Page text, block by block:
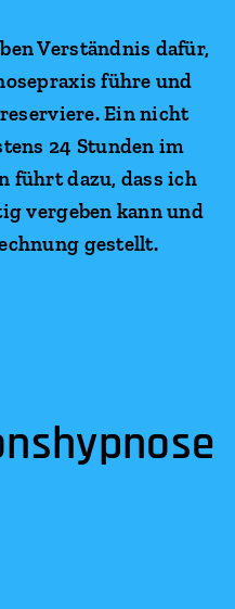
Verständnis dafür,
führe und
Ein nicht
24 Stunden im
führt dazu, dass ich
vergeben kann und
gestellt.